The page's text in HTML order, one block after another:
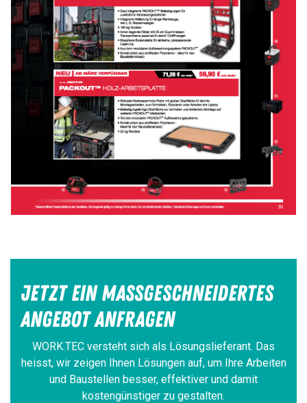
JETZT EIN MASSGESCHNEIDERTES
ANGEBOT ANFRAGEN
WORK.TEC versteht sich als Lösungslieferant. Das
heisst, wir zeigen Ihnen Lösungen auf, um Ihre Arbeiten
und Baustellen besser, effektiver und damit
kostengünstiger zu gestalten.